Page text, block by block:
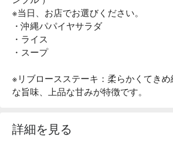
※当日、お店でお選びください。
・沖縄パパイヤサラダ
・ライス
・スープ
※リブロースステーキ：柔らかくてき
な旨味、上品な甘みが特徴です。
詳細を見る